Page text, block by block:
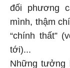
đối phương
mình, thậm
“chính thất”
tới)...
Những tưởng